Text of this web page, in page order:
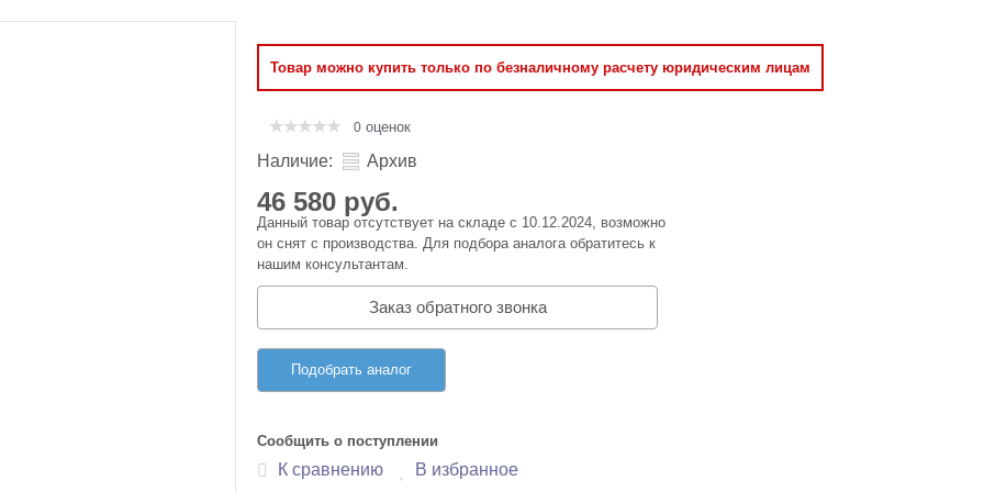
Товар можно купить только по безналичному расчету юридическим лицам
0 оценок
Наличие: Архив
46 580 руб.
Данный товар отсутствует на складе с 10.12.2024, возможно
он снят с производства. Для подбора аналога обратитесь к
нашим консультантам.
Заказ обратного звонка
Подобрать аналог
Сообщить о поступлении
К сравнению В избранное
память